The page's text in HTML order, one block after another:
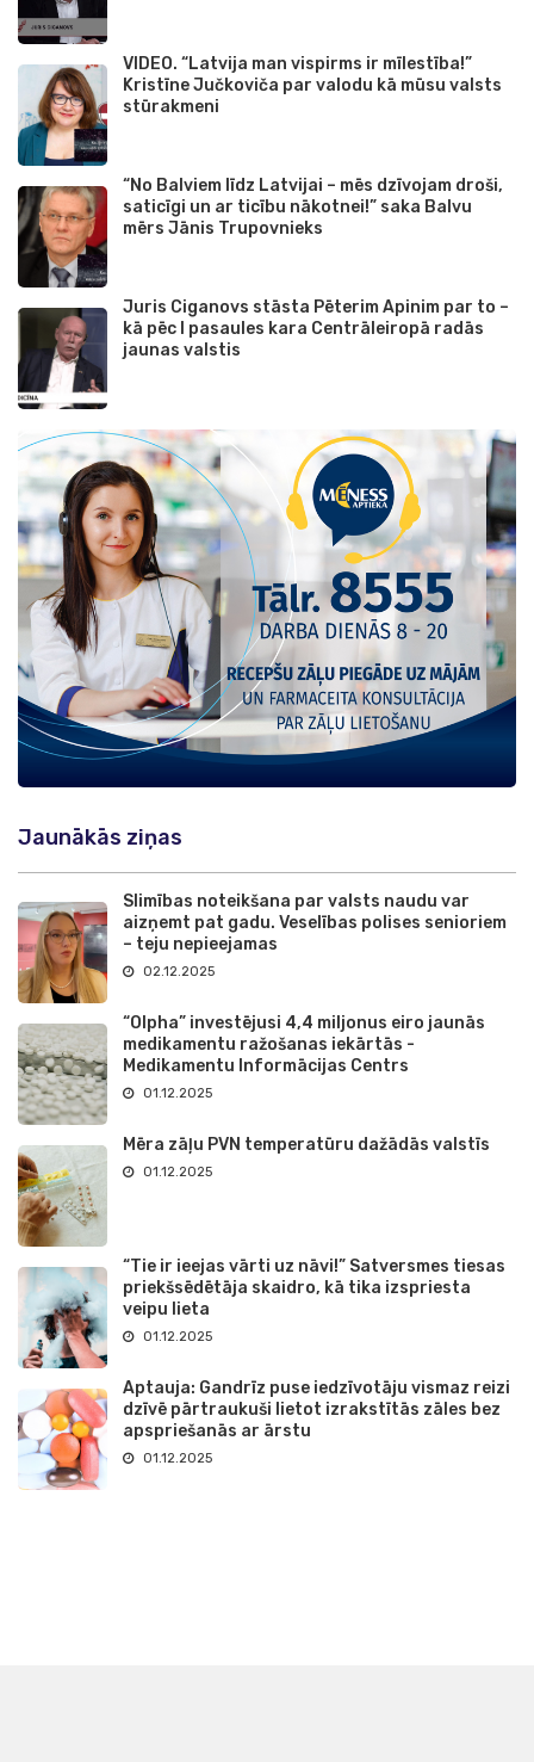
VIDEO. “Latvija man vispirms ir mīlestība!”
Kristīne Jučkoviča par valodu kā mūsu valsts
stūrakmeni
“No Balviem līdz Latvijai – mēs dzīvojam droši,
saticīgi un ar ticību nākotnei!” saka Balvu
mērs Jānis Trupovnieks
Juris Ciganovs stāsta Pēterim Apinim par to –
kā pēc I pasaules kara Centrāleiropā radās
jaunas valstis
Jaunākās ziņas
Slimības noteikšana par valsts naudu var
aizņemt pat gadu. Veselības polises senioriem
– teju nepieejamas
02.12.2025
“Olpha” investējusi 4,4 miljonus eiro jaunās
medikamentu ražošanas iekārtās -
Medikamentu Informācijas Centrs
01.12.2025
Mēra zāļu PVN temperatūru dažādās valstīs
01.12.2025
“Tie ir ieejas vārti uz nāvi!” Satversmes tiesas
priekšsēdētāja skaidro, kā tika izspriesta
veipu lieta
01.12.2025
Aptauja: Gandrīz puse iedzīvotāju vismaz reizi
dzīvē pārtraukuši lietot izrakstītās zāles bez
apspriešanās ar ārstu
01.12.2025